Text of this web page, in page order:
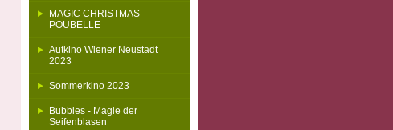
MAGIC CHRISTMAS
POUBELLE
Autkino Wiener Neustadt
2023
Sommerkino 2023
Bubbles - Magie der
Seifenblasen